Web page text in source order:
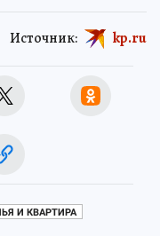
Источник: kp.ru
И КВАРТИРА